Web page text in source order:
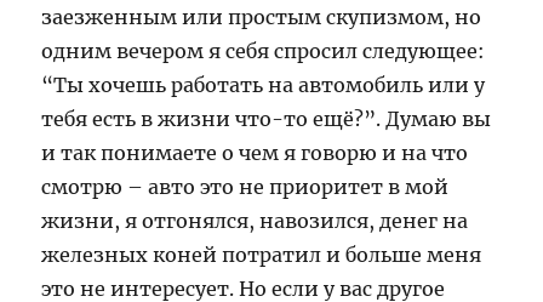
заезженным или простым скупизмом, но
одним вечером я себя спросил следующее:
“Ты хочешь работать на автомобиль или у
тебя есть в жизни что-то ещё?”. Думаю вы
и так понимаете о чем я говорю и на что
смотрю – авто это не приоритет в мой
жизни, я отгонялся, навозился, денег на
железных коней потратил и больше меня
это не интересует. Но если у вас другое